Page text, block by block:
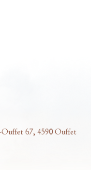
Ouffet 67, 4590 Ouffet